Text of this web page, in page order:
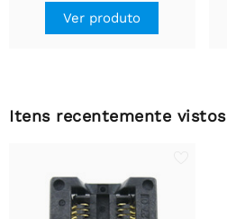
Ver produto
Itens recentemente vistos